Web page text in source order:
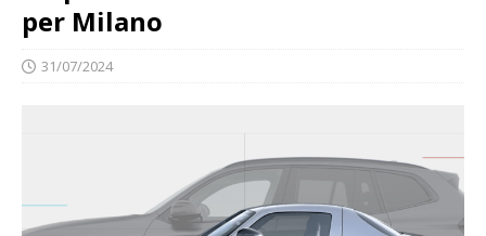
per Milano
31/07/2024